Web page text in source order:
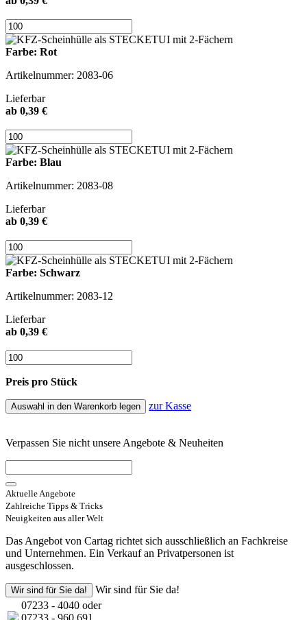
Farbe: Rot
Artikelnummer: 2083-06
Lieferbar
ab 0,39 €
Farbe: Blau
Artikelnummer: 2083-08
Lieferbar
ab 0,39 €
Farbe: Schwarz
Artikelnummer: 2083-12
Lieferbar
ab 0,39 €
Preis pro Stück
Auswahl in den Warenkorb legen zur Kasse
Verpassen Sie nicht unsere Angebote & Neuheiten
Aktuelle Angebote
Zahlreiche Tipps & Tricks
Neuigkeiten aus aller Welt
Das Angebot von Cartag richtet sich ausschließlich an Fachkreise
und Unternehmen. Ein Verkauf an Privatpersonen ist
ausgeschlossen.
Wir sind für Sie da!
Wir sind für Sie da!
07233 - 4040 oder